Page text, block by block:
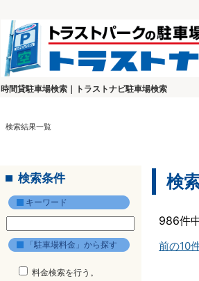
時間貸駐車場検索｜トラストナビ駐車場検索
検索結果一覧
検索条件
キーワード
「駐車場料金」から探す
料金検索を行う。
検
986件
前の10